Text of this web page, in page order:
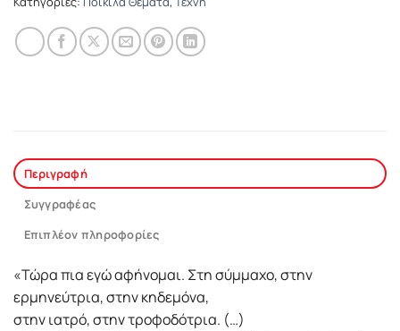
Περιγραφή
Συγγραφέας
Επιπλέον πληροφορίες
«Τώρα πια εγώ αφήνομαι. Στη σύμμαχο, στην
ερμηνεύτρια, στην κηδεμόνα,
στην ιατρό, στην τροφοδότρια. (…)